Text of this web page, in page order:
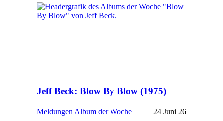
Jeff Beck: Blow By Blow (1975)
Meldungen Album der Woche 24 Juni 26